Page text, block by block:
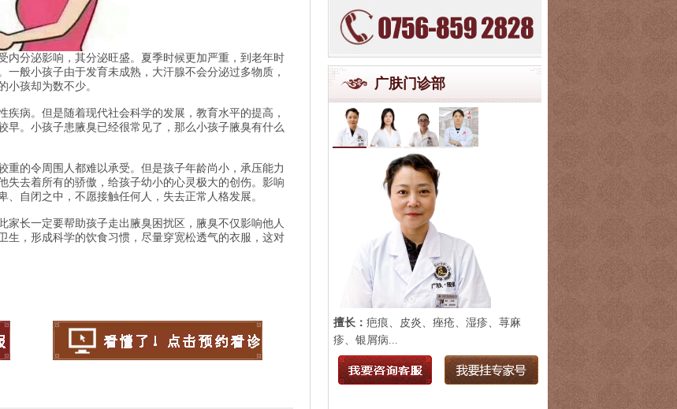
分泌影响，其分泌旺盛。夏季时候更加严重，到老年时
般小孩子由于发育未成熟，大汗腺不会分泌过多物质，
小孩却为数不少。
病。但是随着现代社会科学的发展，教育水平的提高，
早。小孩子患腋臭已经很常见了，那么小孩子腋臭有什么
的令周围人都难以承受。但是孩子年龄尚小，承压能力
失去着所有的骄傲，给孩子幼小的心灵极大的创伤。影响
自闭之中，不愿接触任何人，失去正常人格发展。
长一定要帮助孩子走出腋臭困扰区，腋臭不仅影响他人
生，形成科学的饮食习惯，尽量穿宽松透气的衣服，这对
广肤门诊部
擅长： 疤痕、皮炎、痤疮、湿疹、荨麻
疹、银屑病...